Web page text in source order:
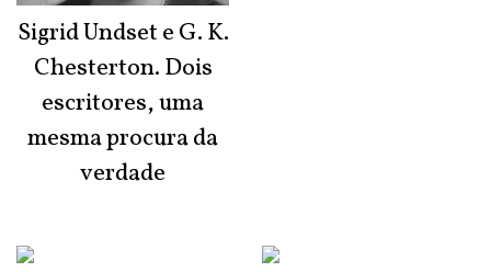
Sigrid Undset e G. K.
Chesterton. Dois
escritores, uma
mesma procura da
verdade